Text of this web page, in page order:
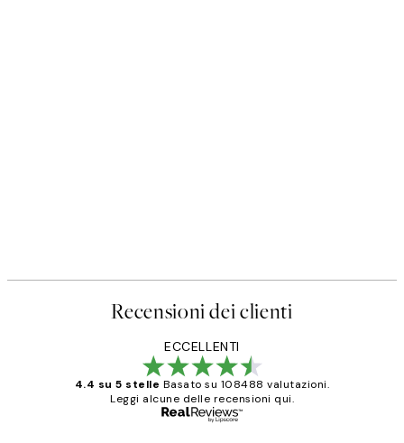
Recensioni dei clienti
ECCELLENTI
4.4 su 5 stelle Basato su 108488 valutazioni.
Leggi alcune delle recensioni qui.